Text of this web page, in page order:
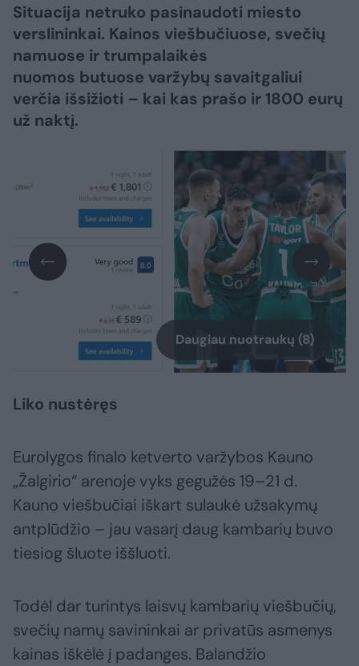
Situacija netruko pasinaudoti miesto
verslininkai. Kainos viešbučiuose, svečių
namuose ir trumpalaikės
nuomos butuose varžybų savaitgaliui
verčia išsižioti – kai kas prašo ir 1800 eurų
už naktį.
Daugiau nuotraukų (8)
Liko nustėręs
Eurolygos finalo ketverto varžybos Kauno
„Žalgirio“ arenoje vyks gegužės 19–21 d.
Kauno viešbučiai iškart sulaukė užsakymų
antplūdžio – jau vasarį daug kambarių buvo
tiesiog šluote iššluoti.
Todėl dar turintys laisvų kambarių viešbučių,
svečių namų savininkai ar privatūs asmenys
kainas iškėlė į padanges. Balandžio